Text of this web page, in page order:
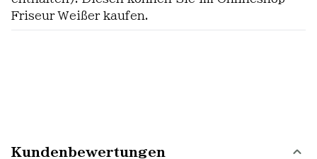
Friseur Weißer kaufen.
Kundenbewertungen